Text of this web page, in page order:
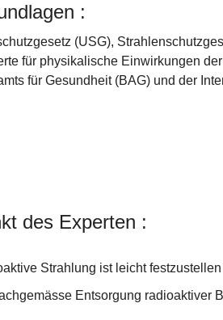
:
(USG),
für physikalische Einwirkungen
für Gesundheit (BAG) und der
des Experten :
Strahlung ist leicht
Entsorgung radioaktiver